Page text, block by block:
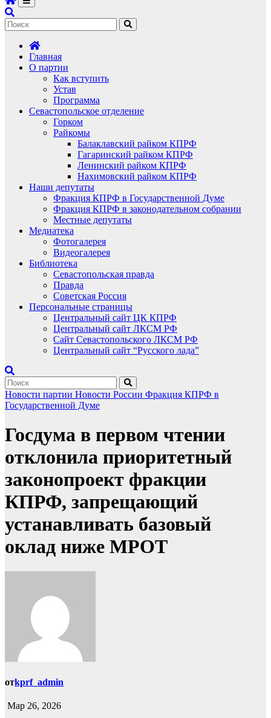
Главная
О партии
Как вступить
Устав
Программа
Севастопольское отделение
Горком
Райкомы
Балаклавский райком КПРФ
Гагаринский райком КПРФ
Ленинский райком КПРФ
Нахимовский райком КПРФ
Наши депутаты
Фракция КПРФ в Государственной Думе
Фракция КПРФ в законодательном собрании
Местные депутаты
Медиатека
Фотогалерея
Видеогалерея
Библиотека
Севастопольская правда
Правда
Советская Россия
Персональные страницы
Центральный сайт ЦК КПРФ
Центральный сайт ЛКСМ РФ
Сайт Севастопольского ЛКСМ РФ
Центральный сайт “Русского лада”
Новости партии Новости России Фракция КПРФ в
Государственной Думе
Госдума в первом чтении
отклонила приоритетный
законопроект фракции
КПРФ, запрещающий
устанавливать базовый
оклад ниже МРОТ
отkprf_admin
Мар 26, 2026